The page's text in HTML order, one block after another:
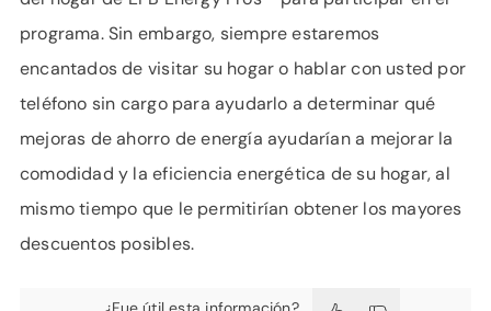
programa. Sin embargo, siempre estaremos
encantados de visitar su hogar o hablar con usted por
teléfono sin cargo para ayudarlo a determinar qué
mejoras de ahorro de energía ayudarían a mejorar la
comodidad y la eficiencia energética de su hogar, al
mismo tiempo que le permitirían obtener los mayores
descuentos posibles.